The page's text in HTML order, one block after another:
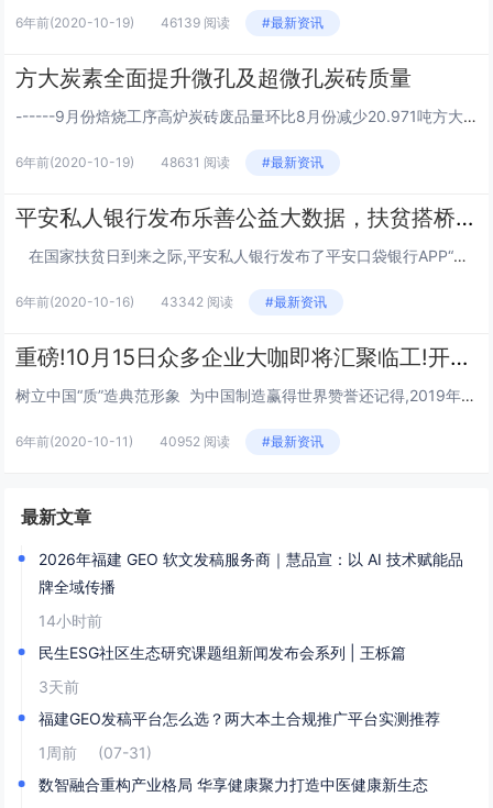
6年前(2020-10-19) 46139 阅读 #最新资讯
方大炭素全面提升微孔及超微孔炭砖质量
------9月份焙烧工序高炉炭砖废品量环比8月份减少20.971吨方大炭素全力推进解决炭砖端部纵纹的技术攻关项目，该公司焙烧厂与技术研发部联合对该厂二、三车间炭砖装炉全过程进行质量跟踪，重点加强炭砖产品质量控制点的落实，成效显著。9月份焙...
6年前(2020-10-19) 48631 阅读 #最新资讯
平安私人银行发布乐善公益大数据，扶贫搭桥效应初显
在国家扶贫日到来之际,平安私人银行发布了平安口袋银行APP“平安乐善”公益平台大数据分析,数据显示:该平台已帮扶四川凉山州等13个扶贫地区、贫困户3000户;今年以来吸引了106万平安银行客户访问,火龙果等助农产品...
6年前(2020-10-16) 43342 阅读 #最新资讯
重磅!10月15日众多企业大咖即将汇聚临工!开启高质量发展探秘之旅
树立中国“质”造典范形象 为中国制造赢得世界赞誉还记得,2019年10月24日的凌晨,山东临工荣获2019年度欧洲质量奖的消息从芬兰首都赫尔辛基传来,颁奖的一幕犹在眼前。四十余年的高质量发展之路,为中国制造赢得世界赞誉...
6年前(2020-10-11) 40952 阅读 #最新资讯
最新文章
2026年福建 GEO 软文发稿服务商｜慧品宣：以 AI 技术赋能品
牌全域传播
14小时前
民生ESG社区生态研究课题组新闻发布会系列 | 王栎篇
3天前
福建GEO发稿平台怎么选？两大本土合规推广平台实测推荐
1周前
(07-31)
数智融合重构产业格局 华享健康聚力打造中医健康新生态